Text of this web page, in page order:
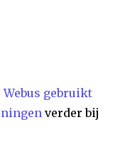
Webus gebruikt
verder bij